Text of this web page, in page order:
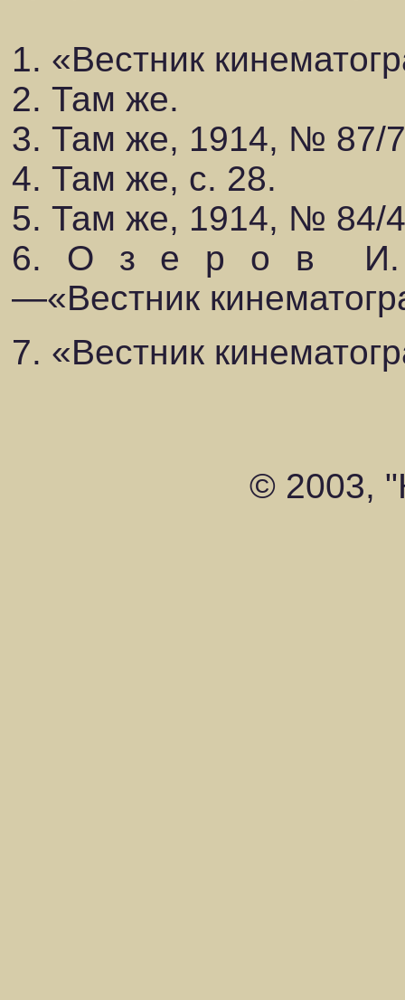
1. «Вестник
2. Там же.
3. Там же, 1914, № 87/
4. Там же, с. 28.
5. Там же, 1914, № 84/
6. О з е р о в И.
—«Вестник
7. «Вестник
© 2003,